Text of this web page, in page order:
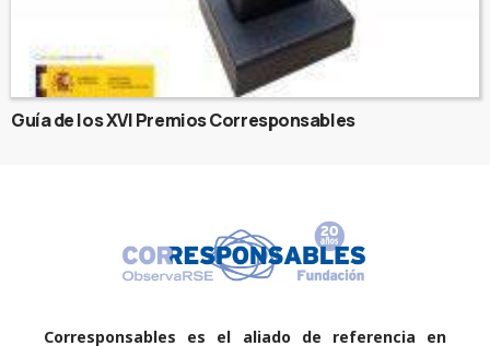
Guía de los XVI Premios Corresponsables
Corresponsables es el aliado de referencia en